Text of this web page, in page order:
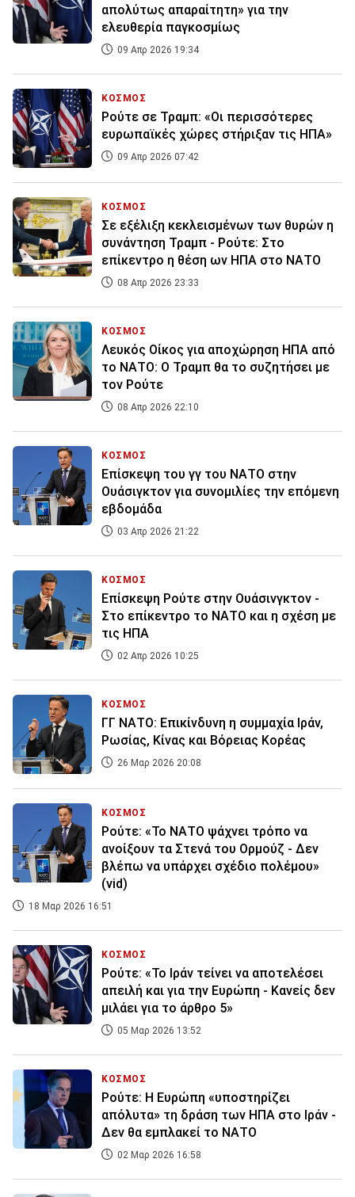
απολύτως απαραίτητη» για την
ελευθερία παγκοσμίως
09 Απρ 2026 19:34
ΚΟΣΜΟΣ
Ρούτε σε Τραμπ: «Οι περισσότερες
ευρωπαϊκές χώρες στήριξαν τις ΗΠΑ»
09 Απρ 2026 07:42
ΚΟΣΜΟΣ
Σε εξέλιξη κεκλεισμένων των θυρών η
συνάντηση Τραμπ - Ρούτε: Στο
επίκεντρο η θέση ων ΗΠΑ στο ΝΑΤΟ
08 Απρ 2026 23:33
ΚΟΣΜΟΣ
Λευκός Οίκος για αποχώρηση ΗΠΑ από
το ΝΑΤΟ: Ο Τραμπ θα το συζητήσει με
τον Ρούτε
08 Απρ 2026 22:10
ΚΟΣΜΟΣ
Επίσκεψη του γγ του ΝΑΤΟ στην
Ουάσιγκτον για συνομιλίες την επόμενη
εβδομάδα
03 Απρ 2026 21:22
ΚΟΣΜΟΣ
Επίσκεψη Ρούτε στην Ουάσινγκτον -
Στο επίκεντρο το ΝΑΤΟ και η σχέση με
τις ΗΠΑ
02 Απρ 2026 10:25
ΚΟΣΜΟΣ
ΓΓ ΝΑΤΟ: Επικίνδυνη η συμμαχία Ιράν,
Ρωσίας, Κίνας και Βόρειας Κορέας
26 Μαρ 2026 20:08
ΚΟΣΜΟΣ
Ρούτε: «Το ΝΑΤΟ ψάχνει τρόπο να
ανοίξουν τα Στενά του Ορμούζ - Δεν
βλέπω να υπάρχει σχέδιο πολέμου»
(vid)
18 Μαρ 2026 16:51
ΚΟΣΜΟΣ
Ρούτε: «Το Ιράν τείνει να αποτελέσει
απειλή και για την Ευρώπη - Κανείς δεν
μιλάει για το άρθρο 5»
05 Μαρ 2026 13:52
ΚΟΣΜΟΣ
Ρούτε: Η Ευρώπη «υποστηρίζει
απόλυτα» τη δράση των ΗΠΑ στο Ιράν -
Δεν θα εμπλακεί το ΝΑΤΟ
02 Μαρ 2026 16:58